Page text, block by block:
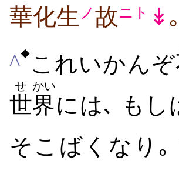
華化生 ノ 故ニト ↡ ｡
^◆ これいかんぞ
世
せ
界
かい
には､ もし
そこばくなり｡